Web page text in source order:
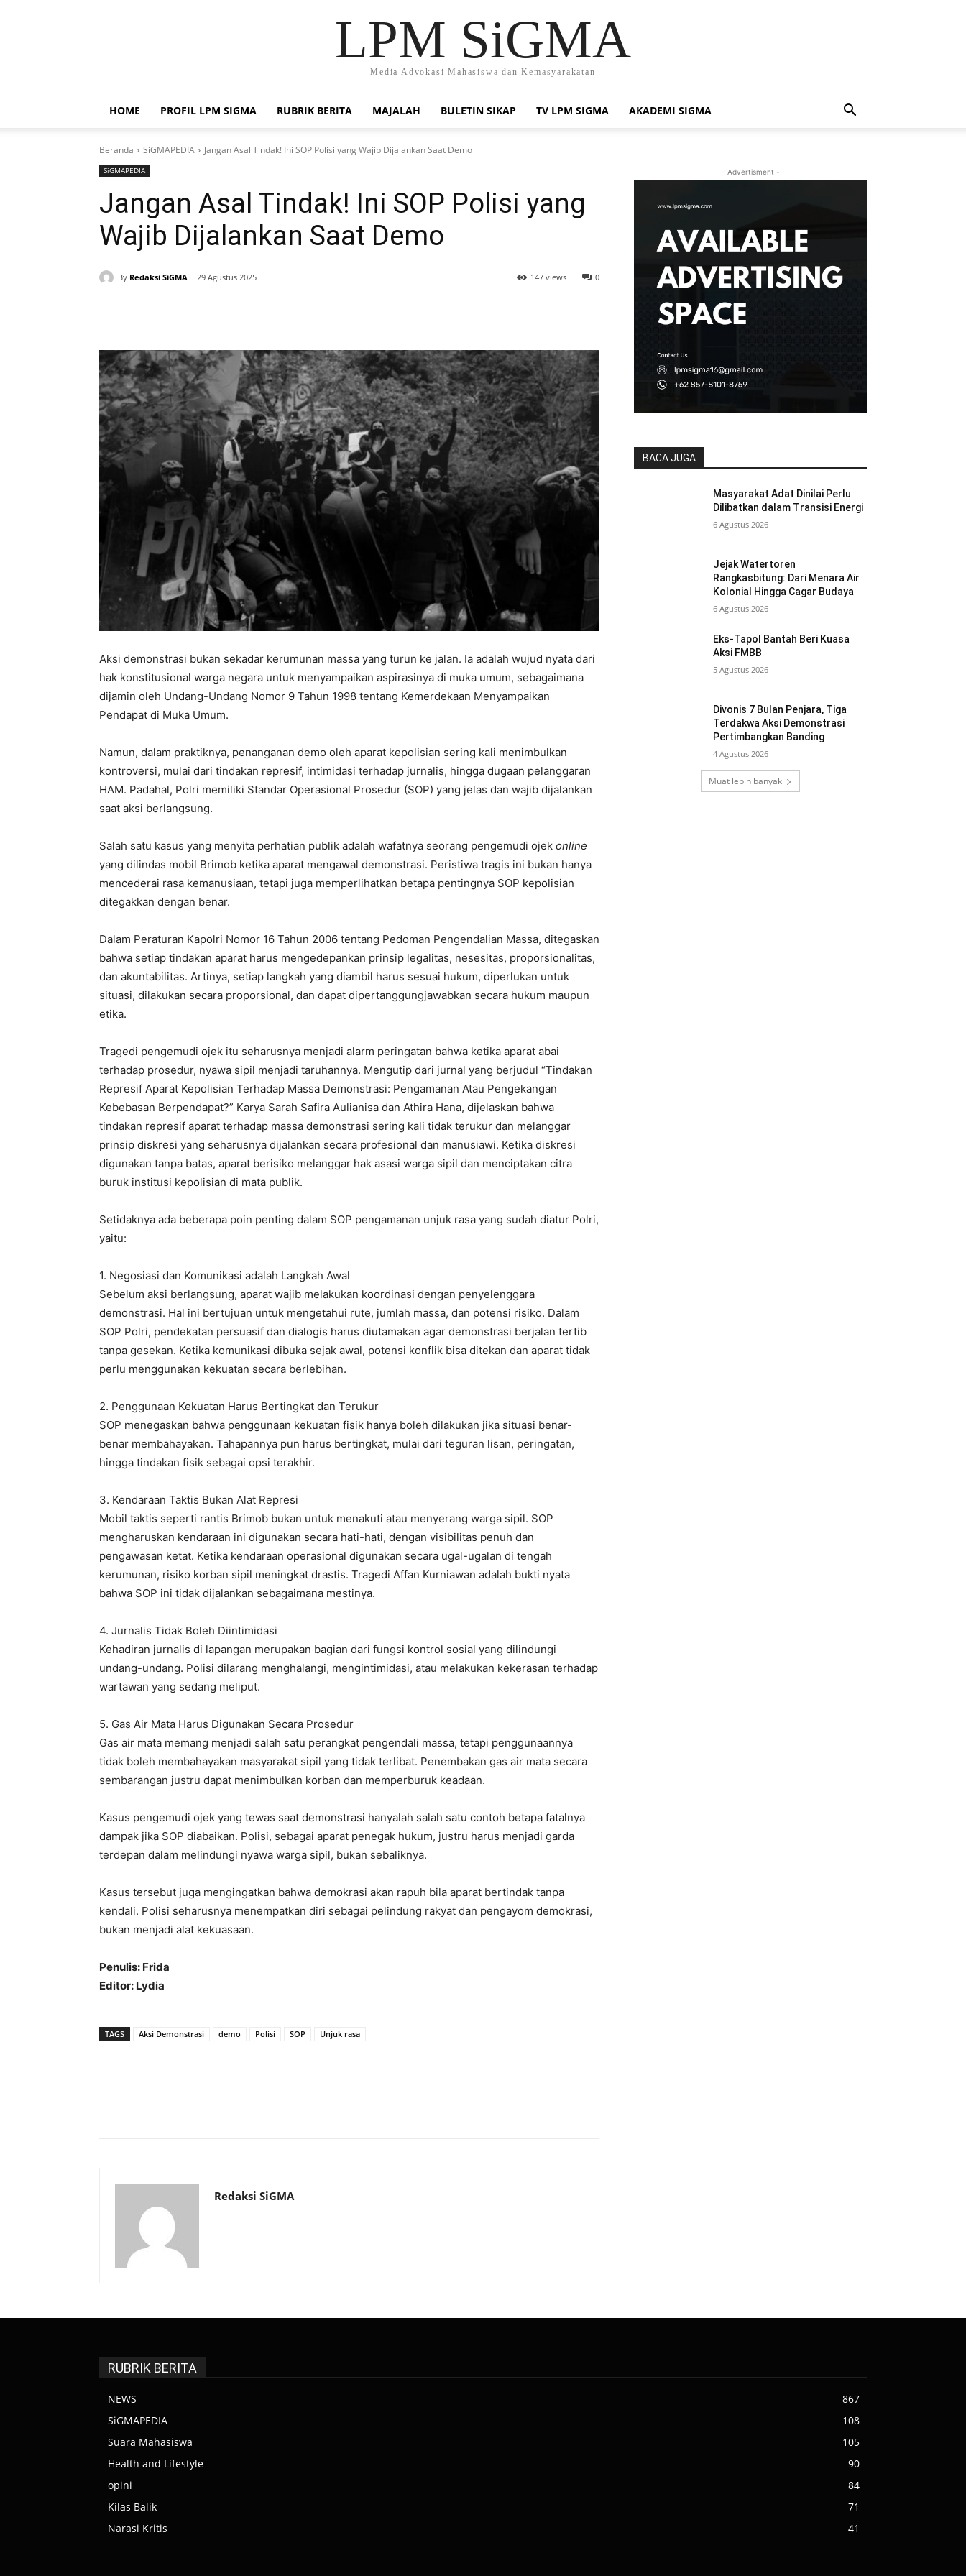
LPM SiGMA
Media Advokasi Mahasiswa dan Kemasyarakatan
HOME PROFIL LPM SIGMA RUBRIK BERITA MAJALAH BULETIN SIKAP TV LPM SIGMA AKADEMI SIGMA
Beranda SiGMAPEDIA Jangan Asal Tindak! Ini SOP Polisi yang Wajib Dijalankan Saat Demo
SiGMAPEDIA
Jangan Asal Tindak! Ini SOP Polisi yang
Wajib Dijalankan Saat Demo
By Redaksi SiGMA 29 Agustus 2025 0
147 views
Aksi demonstrasi bukan sekadar kerumunan massa yang turun ke jalan. Ia adalah wujud nyata dari
hak konstitusional warga negara untuk menyampaikan aspirasinya di muka umum, sebagaimana
dijamin oleh Undang-Undang Nomor 9 Tahun 1998 tentang Kemerdekaan Menyampaikan
Pendapat di Muka Umum.
Namun, dalam praktiknya, penanganan demo oleh aparat kepolisian sering kali menimbulkan
kontroversi, mulai dari tindakan represif, intimidasi terhadap jurnalis, hingga dugaan pelanggaran
HAM. Padahal, Polri memiliki Standar Operasional Prosedur (SOP) yang jelas dan wajib dijalankan
saat aksi berlangsung.
Salah satu kasus yang menyita perhatian publik adalah wafatnya seorang pengemudi ojek online
yang dilindas mobil Brimob ketika aparat mengawal demonstrasi. Peristiwa tragis ini bukan hanya
mencederai rasa kemanusiaan, tetapi juga memperlihatkan betapa pentingnya SOP kepolisian
ditegakkan dengan benar.
Dalam Peraturan Kapolri Nomor 16 Tahun 2006 tentang Pedoman Pengendalian Massa, ditegaskan
bahwa setiap tindakan aparat harus mengedepankan prinsip legalitas, nesesitas, proporsionalitas,
dan akuntabilitas. Artinya, setiap langkah yang diambil harus sesuai hukum, diperlukan untuk
situasi, dilakukan secara proporsional, dan dapat dipertanggungjawabkan secara hukum maupun
etika.
Tragedi pengemudi ojek itu seharusnya menjadi alarm peringatan bahwa ketika aparat abai
terhadap prosedur, nyawa sipil menjadi taruhannya. Mengutip dari jurnal yang berjudul “Tindakan
Represif Aparat Kepolisian Terhadap Massa Demonstrasi: Pengamanan Atau Pengekangan
Kebebasan Berpendapat?” Karya Sarah Safira Aulianisa dan Athira Hana, dijelaskan bahwa
tindakan represif aparat terhadap massa demonstrasi sering kali tidak terukur dan melanggar
prinsip diskresi yang seharusnya dijalankan secara profesional dan manusiawi. Ketika diskresi
digunakan tanpa batas, aparat berisiko melanggar hak asasi warga sipil dan menciptakan citra
buruk institusi kepolisian di mata publik.
Setidaknya ada beberapa poin penting dalam SOP pengamanan unjuk rasa yang sudah diatur Polri,
yaitu:
1. Negosiasi dan Komunikasi adalah Langkah Awal
Sebelum aksi berlangsung, aparat wajib melakukan koordinasi dengan penyelenggara
demonstrasi. Hal ini bertujuan untuk mengetahui rute, jumlah massa, dan potensi risiko. Dalam
SOP Polri, pendekatan persuasif dan dialogis harus diutamakan agar demonstrasi berjalan tertib
tanpa gesekan. Ketika komunikasi dibuka sejak awal, potensi konflik bisa ditekan dan aparat tidak
perlu menggunakan kekuatan secara berlebihan.
2. Penggunaan Kekuatan Harus Bertingkat dan Terukur
SOP menegaskan bahwa penggunaan kekuatan fisik hanya boleh dilakukan jika situasi benar-
benar membahayakan. Tahapannya pun harus bertingkat, mulai dari teguran lisan, peringatan,
hingga tindakan fisik sebagai opsi terakhir.
3. Kendaraan Taktis Bukan Alat Represi
Mobil taktis seperti rantis Brimob bukan untuk menakuti atau menyerang warga sipil. SOP
mengharuskan kendaraan ini digunakan secara hati-hati, dengan visibilitas penuh dan
pengawasan ketat. Ketika kendaraan operasional digunakan secara ugal-ugalan di tengah
kerumunan, risiko korban sipil meningkat drastis. Tragedi Affan Kurniawan adalah bukti nyata
bahwa SOP ini tidak dijalankan sebagaimana mestinya.
4. Jurnalis Tidak Boleh Diintimidasi
Kehadiran jurnalis di lapangan merupakan bagian dari fungsi kontrol sosial yang dilindungi
undang-undang. Polisi dilarang menghalangi, mengintimidasi, atau melakukan kekerasan terhadap
wartawan yang sedang meliput.
5. Gas Air Mata Harus Digunakan Secara Prosedur
Gas air mata memang menjadi salah satu perangkat pengendali massa, tetapi penggunaannya
tidak boleh membahayakan masyarakat sipil yang tidak terlibat. Penembakan gas air mata secara
sembarangan justru dapat menimbulkan korban dan memperburuk keadaan.
Kasus pengemudi ojek yang tewas saat demonstrasi hanyalah salah satu contoh betapa fatalnya
dampak jika SOP diabaikan. Polisi, sebagai aparat penegak hukum, justru harus menjadi garda
terdepan dalam melindungi nyawa warga sipil, bukan sebaliknya.
Kasus tersebut juga mengingatkan bahwa demokrasi akan rapuh bila aparat bertindak tanpa
kendali. Polisi seharusnya menempatkan diri sebagai pelindung rakyat dan pengayom demokrasi,
bukan menjadi alat kekuasaan.
Penulis: Frida
Editor: Lydia
TAGS Aksi Demonstrasi demo Polisi SOP Unjuk rasa
Redaksi SiGMA
- Advertisment -
BACA JUGA
Masyarakat Adat Dinilai Perlu
Dilibatkan dalam Transisi Energi
6 Agustus 2026
Jejak Watertoren
Rangkasbitung: Dari Menara Air
Kolonial Hingga Cagar Budaya
6 Agustus 2026
Eks-Tapol Bantah Beri Kuasa
Aksi FMBB
5 Agustus 2026
Divonis 7 Bulan Penjara, Tiga
Terdakwa Aksi Demonstrasi
Pertimbangkan Banding
4 Agustus 2026
Muat lebih banyak
RUBRIK BERITA
NEWS
867
SiGMAPEDIA
108
Suara Mahasiswa
105
Health and Lifestyle
90
opini
84
Kilas Balik
71
Narasi Kritis
41